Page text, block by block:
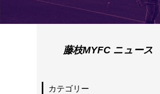
藤枝MYFC ニュース
カテゴリー